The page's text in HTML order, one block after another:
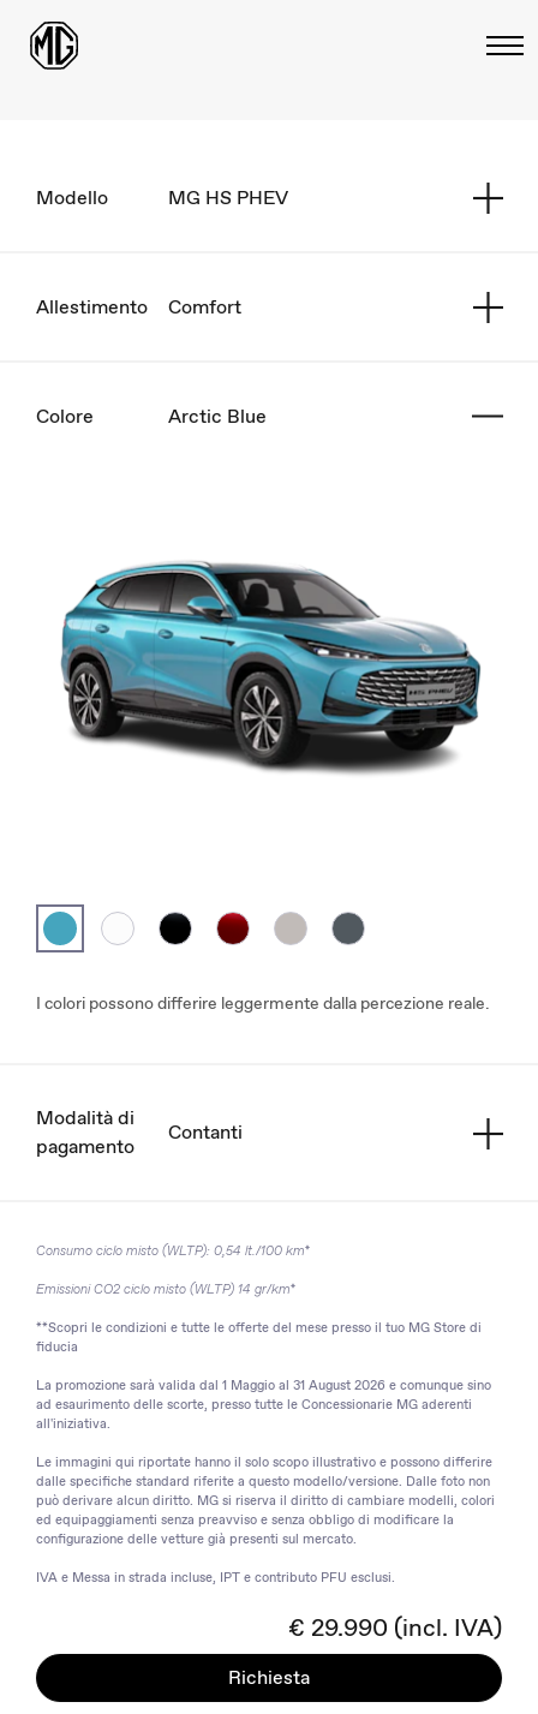
Modello MG HS PHEV
Allestimento Comfort
Colore Arctic Blue
I colori possono differire leggermente dalla percezione reale.
Modalità di
pagamento
Contanti
Consumo ciclo misto (WLTP): 0,54 lt./100 km*
Emissioni CO2 ciclo misto (WLTP) 14 gr/km*
**Scopri le condizioni e tutte le offerte del mese presso il tuo MG Store di
fiducia
La promozione sarà valida dal 1 Maggio al 31 August 2026 e comunque sino
ad esaurimento delle scorte, presso tutte le Concessionarie MG aderenti
all'iniziativa.
Le immagini qui riportate hanno il solo scopo illustrativo e possono differire
dalle specifiche standard riferite a questo modello/versione. Dalle foto non
può derivare alcun diritto. MG si riserva il diritto di cambiare modelli, colori
ed equipaggiamenti senza preavviso e senza obbligo di modificare la
configurazione delle vetture già presenti sul mercato.
IVA e Messa in strada incluse, IPT e contributo PFU esclusi.
€ 29.990 (incl. IVA)
Richiesta